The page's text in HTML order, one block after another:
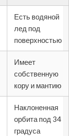
Есть водяной
лед под
поверхностью
Имеет
собственную
кору и мантию
Наклоненная
орбита под 34
градуса